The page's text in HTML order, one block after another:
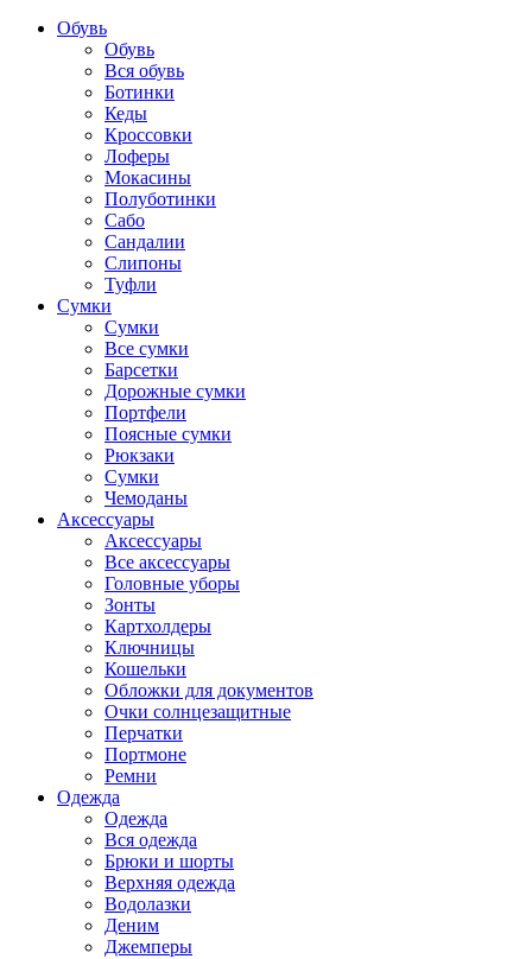
Обувь
Обувь
Вся обувь
Ботинки
Кеды
Кроссовки
Лоферы
Мокасины
Полуботинки
Сабо
Сандалии
Слипоны
Туфли
Сумки
Сумки
Все сумки
Барсетки
Дорожные сумки
Портфели
Поясные сумки
Рюкзаки
Сумки
Чемоданы
Аксессуары
Аксессуары
Все аксессуары
Головные уборы
Зонты
Картхолдеры
Ключницы
Кошельки
Обложки для документов
Очки солнцезащитные
Перчатки
Портмоне
Ремни
Одежда
Одежда
Вся одежда
Брюки и шорты
Верхняя одежда
Водолазки
Деним
Джемперы